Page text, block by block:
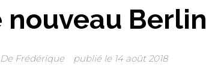
nouveau Berlin
De Frédérique publié le 14 août 2018